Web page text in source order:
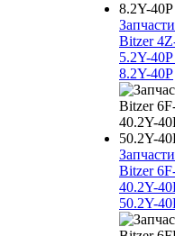
Запчасти
Bitzer
5.2Y-
8.2Y-40P
Запчасти
Bitzer
40.2Y-
50.2Y-